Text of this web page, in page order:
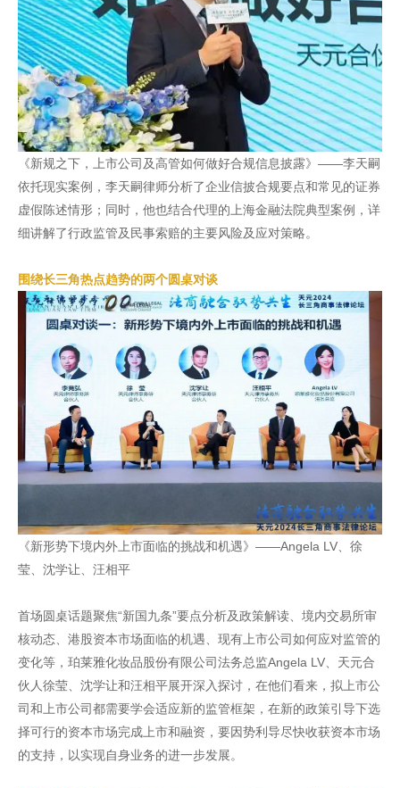
《新规之下，上市公司及高管如何做好合规信息披露》——李天嗣
依托现实案例，李天嗣律师分析了企业信披合规要点和常见的证券
虚假陈述情形；同时，他也结合代理的上海金融法院典型案例，详
细讲解了行政监管及民事索赔的主要风险及应对策略。
围绕长三角热点趋势的两个圆桌对谈
《新形势下境内外上市面临的挑战和机遇》——Angela LV、徐
莹、沈学让、汪相平
首场圆桌话题聚焦“新国九条”要点分析及政策解读、境内交易所审
核动态、港股资本市场面临的机遇、现有上市公司如何应对监管的
变化等，珀莱雅化妆品股份有限公司法务总监Angela LV、天元合
伙人徐莹、沈学让和汪相平展开深入探讨，在他们看来，拟上市公
司和上市公司都需要学会适应新的监管框架，在新的政策引导下选
择可行的资本市场完成上市和融资，要因势利导尽快收获资本市场
的支持，以实现自身业务的进一步发展。